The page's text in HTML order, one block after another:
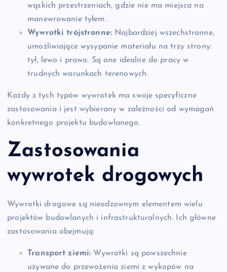
wąskich przestrzeniach, gdzie nie ma miejsca na
manewrowanie tyłem.
Wywrotki trójstronne: Najbardziej wszechstronne,
umożliwiające wysypanie materiału na trzy strony:
tył, lewo i prawo. Są one idealne do pracy w
trudnych warunkach terenowych.
Każdy z tych typów wywrotek ma swoje specyficzne
zastosowania i jest wybierany w zależności od wymagań
konkretnego projektu budowlanego.
Zastosowania
wywrotek drogowych
Wywrotki drogowe są nieodzownym elementem wielu
projektów budowlanych i infrastrukturalnych. Ich główne
zastosowania obejmują:
Transport ziemi: Wywrotki są powszechnie
używane do przewożenia ziemi z wykopów na